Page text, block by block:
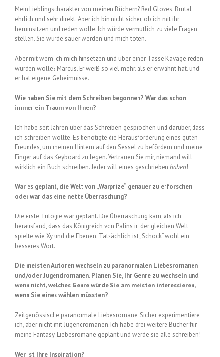
Mein Lieblingscharakter von meinen Büchern? Red Gloves. Brutal
ehrlich und sehr direkt. Aber ich bin nicht sicher, ob ich mit ihr
herumsitzen und reden wolle. Ich würde vermutlich zu viele Fragen
stellen. Sie würde sauer werden und mich töten.
Aber mit wem ich mich hinsetzen und über einer Tasse Kavage reden
würden wolle? Marcus. Er weiß so viel mehr, als er erwähnt hat, und
er hat eigene Geheimnisse.
Wie haben Sie mit dem Schreiben begonnen? War das schon
immer ein Traum von Ihnen?
Ich habe seit Jahren über das Schreiben gesprochen und darüber, dass
ich schreiben wollte. Es benötigte die Herausforderung eines guten
Freundes, um meinen Hintern auf den Sessel zu befördern und meine
Finger auf das Keyboard zu legen. Vertrauen Sie mir, niemand will
wirklich ein Buch schreiben. Jeder will eines geschrieben haben!
War es geplant, die Welt von „Warprize“ genauer zu erforschen
oder war das eine nette Überraschung?
Die erste Trilogie war geplant. Die Überraschung kam, als ich
herausfand, dass das Königreich von Palins in der gleichen Welt
spielte wie Xy und die Ebenen. Tatsächlich ist „Schock“ wohl ein
besseres Wort.
Die meisten Autoren wechseln zu paranormalen Liebesromanen
und/oder Jugendromanen. Planen Sie, Ihr Genre zu wechseln und
wenn nicht, welches Genre würde Sie am meisten interessieren,
wenn Sie eines wählen müssten?
Zeitgenössische paranormale Liebesromane. Sicher experimentiere
ich, aber nicht mit Jugendromanen. Ich habe drei weitere Bücher für
meine Fantasy-Liebesromane geplant und werde sie alle schreiben!
Wer ist Ihre Inspiration?